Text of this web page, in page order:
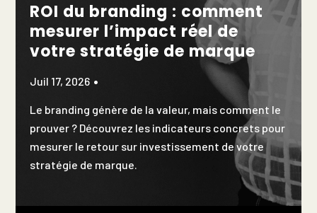
ROI du branding : comment
mesurer l’impact réel de
votre stratégie de marque
Juil 17, 2026
Le branding génère de la valeur, mais comment le
prouver ? Découvrez les indicateurs concrets pour
mesurer le retour sur investissement de votre
stratégie de marque.